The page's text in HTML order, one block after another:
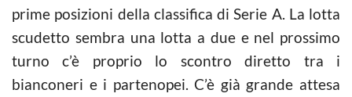
prime posizioni della classifica di Serie A. La lotta
scudetto sembra una lotta a due e nel prossimo
turno c’è proprio lo scontro diretto tra i
bianconeri e i partenopei. C’è già grande attesa